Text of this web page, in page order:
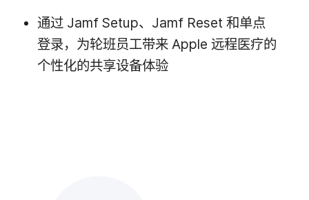
通过 Jamf Setup、 Jamf Reset和​单点​
登录，​为​轮班员工​带来 Apple远程​医疗​的​
个性化​的​共享​设备​体验